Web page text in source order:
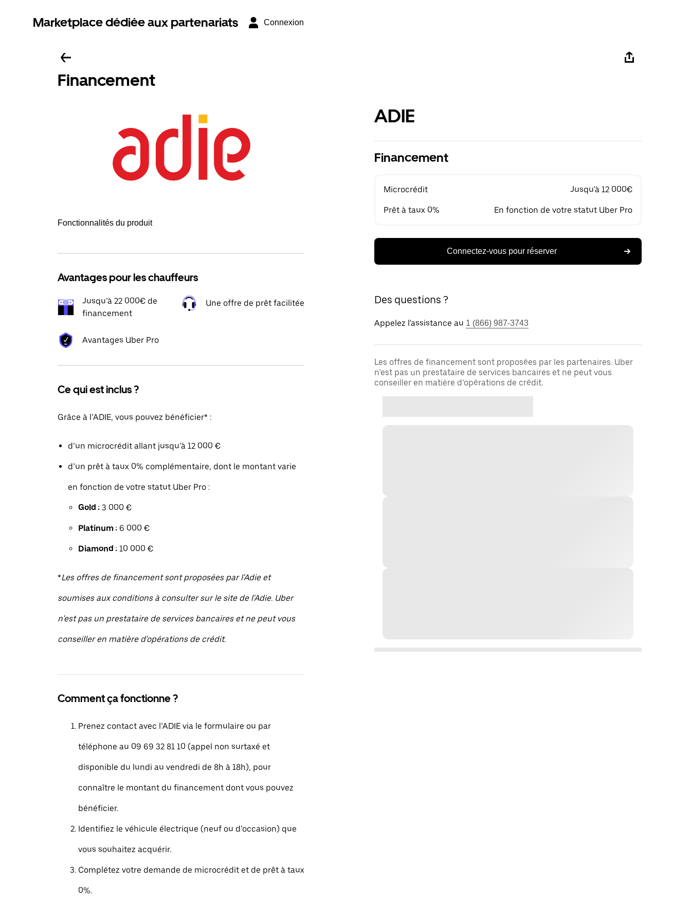
Marketplace dédiée aux partenariats Connexion
Financement
Fonctionnalités du produit
Avantages pour les chauffeurs
Jusqu’à 22 000€ de
financement
Une offre de prêt facilitée
Avantages Uber Pro
Ce qui est inclus ?
Grâce à l’ADIE, vous pouvez bénéficier* :
d’un microcrédit allant jusqu’à 12 000 €
d’un prêt à taux 0% complémentaire, dont le montant varie
en fonction de votre statut Uber Pro :
Gold : 3 000 €
Platinum : 6 000 €
Diamond : 10 000 €
*Les offres de financement sont proposées par l'Adie et
soumises aux conditions à consulter sur le site de l'Adie. Uber
n’est pas un prestataire de services bancaires et ne peut vous
conseiller en matière d'opérations de crédit.
Comment ça fonctionne ?
Prenez contact avec l’ADIE via le formulaire ou par
téléphone au 09 69 32 81 10 (appel non surtaxé et
disponible du lundi au vendredi de 8h à 18h), pour
connaître le montant du financement dont vous pouvez
bénéficier.
Identifiez le véhicule électrique (neuf ou d’occasion) que
vous souhaitez acquérir.
Complétez votre demande de microcrédit et de prêt à taux
0%.
ADIE
Financement
Microcrédit Jusqu'à 12 000€
Prêt à taux 0% En fonction de votre statut Uber Pro
Connectez-vous pour réserver
Des questions ?
Appelez l'assistance au 1 (866) 987-3743
Les offres de financement sont proposées par les partenaires. Uber
n’est pas un prestataire de services bancaires et ne peut vous
conseiller en matière d’opérations de crédit.